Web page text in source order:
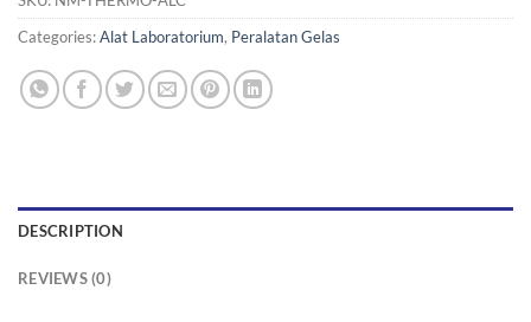
Categories:Alat Laboratorium, Peralatan Gelas
DESCRIPTION
REVIEWS (0)